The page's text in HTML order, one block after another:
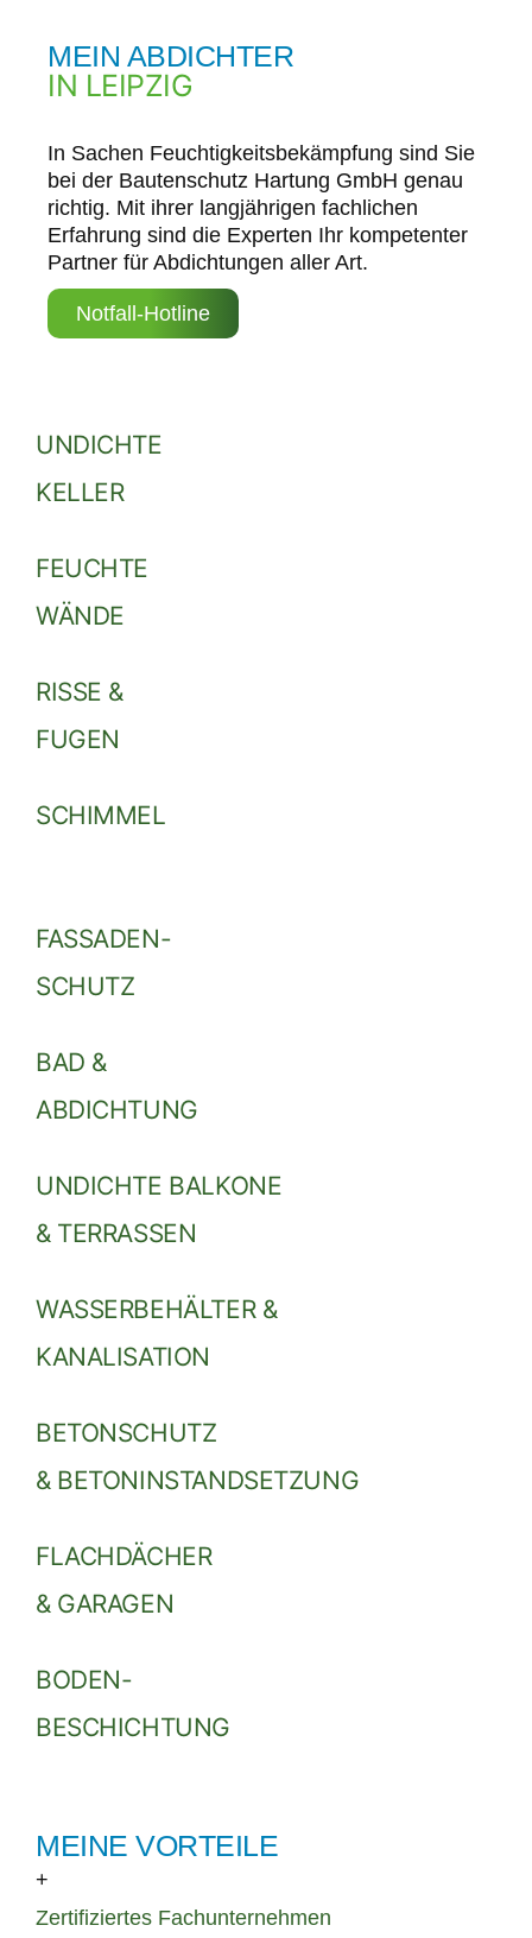
MEIN ABDICHTER
IN LEIPZIG
In Sachen Feuchtigkeitsbekämpfung sind Sie
bei der Bautenschutz Hartung GmbH genau
richtig. Mit ihrer langjährigen fachlichen
Erfahrung sind die Experten Ihr kompetenter
Partner für Abdichtungen aller Art.
Notfall-Hotline
UNDICHTE
KELLER
FEUCHTE
WÄNDE
RISSE &
FUGEN
SCHIMMEL
FASSADEN-
SCHUTZ
BAD &
ABDICHTUNG
UNDICHTE BALKONE
& TERRASSEN
WASSERBEHÄLTER &
KANALISATION
BETONSCHUTZ
& BETONINSTANDSETZUNG
FLACHDÄCHER
& GARAGEN
BODEN-
BESCHICHTUNG
MEINE VORTEILE
+
Zertifiziertes Fachunternehmen